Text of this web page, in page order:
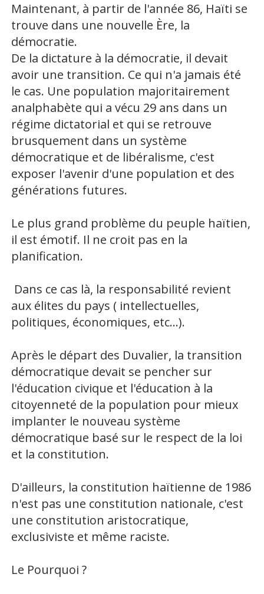
Maintenant, à partir de l'année 86, Haïti se
trouve dans une nouvelle Ère, la
démocratie.
De la dictature à la démocratie, il devait
avoir une transition. Ce qui n'a jamais été
le cas. Une population majoritairement
analphabète qui a vécu 29 ans dans un
régime dictatorial et qui se retrouve
brusquement dans un système
démocratique et de libéralisme, c'est
exposer l'avenir d'une population et des
générations futures.
Le plus grand problème du peuple haïtien,
il est émotif. Il ne croit pas en la
planification.
Dans ce cas là, la responsabilité revient
aux élites du pays ( intellectuelles,
politiques, économiques, etc...).
Après le départ des Duvalier, la transition
démocratique devait se pencher sur
l'éducation civique et l'éducation à la
citoyenneté de la population pour mieux
implanter le nouveau système
démocratique basé sur le respect de la loi
et la constitution.
D'ailleurs, la constitution haïtienne de 1986
n'est pas une constitution nationale, c'est
une constitution aristocratique,
exclusiviste et même raciste.
Le Pourquoi ?